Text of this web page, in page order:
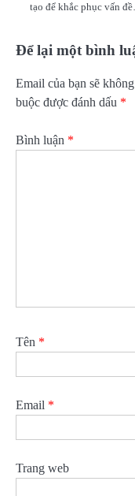
tạo để khắc phục vấn
Để lại một bình
Email của bạn sẽ
buộc được đánh dấu *
Bình luận *
Tên *
Email *
Trang web